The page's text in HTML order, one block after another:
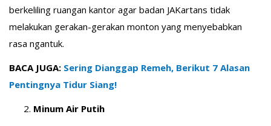
berkeliling ruangan kantor agar badan JAKartans tidak
melakukan gerakan-gerakan monton yang menyebabkan
rasa ngantuk.
BACA JUGA: Sering Dianggap Remeh, Berikut 7 Alasan
Pentingnya Tidur Siang!
Minum Air Putih